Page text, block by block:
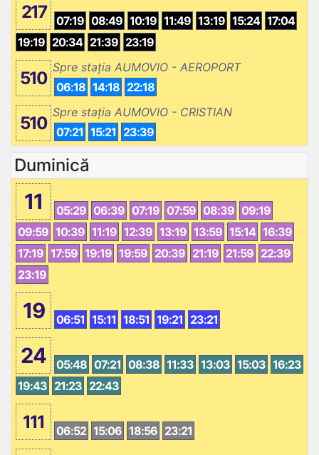
217 07:19 08:49 10:19 11:49 13:19 15:24 17:04
19:19 20:34 21:39 23:19
510
Spre stația AUMOVIO - AEROPORT
06:18 14:18 22:18
510
Spre stația AUMOVIO - CRISTIAN
07:21 15:21 23:39
Duminică
11 05:29 06:39 07:19 07:59 08:39 09:19
09:59 10:39 11:19 12:39 13:19 13:59 15:14 16:39
17:19 17:59 19:19 19:59 20:39 21:19 21:59 22:39
23:19
19 06:51 15:11 18:51 19:21 23:21
24 05:48 07:21 08:38 11:33 13:03 15:03 16:23
19:43 21:23 22:43
111 06:52 15:06 18:56 23:21